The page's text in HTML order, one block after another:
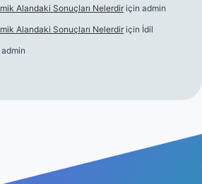
Alandaki Sonuçları Nelerdir için admin
Alandaki Sonuçları Nelerdir için İdil
admin